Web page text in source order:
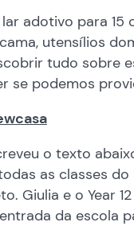
adotivo para 15
utensílios
tudo sobre
se podemos
o texto
as classes do
Giulia e o Year
da escola